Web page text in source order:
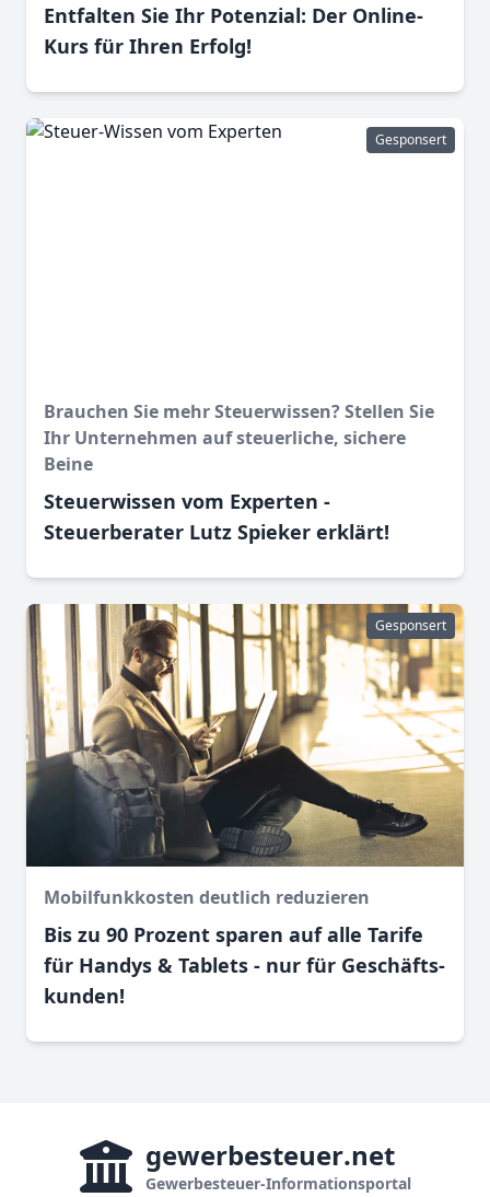
Entfalten Sie Ihr Potenzial: Der Online-
Kurs für Ihren Erfolg!
Gesponsert
Brauchen Sie mehr Steuerwissen? Stellen Sie
Ihr Unternehmen auf steuerliche, sichere
Beine
Steuerwissen vom Experten -
Steuerberater Lutz Spieker erklärt!
Gesponsert
Mobilfunkkosten deutlich reduzieren
Bis zu 90 Prozent sparen auf alle Tarife
für Handys & Tablets - nur für Geschäfts­
kunden!
gewerbesteuer.net
Gewerbesteuer-Informationsportal